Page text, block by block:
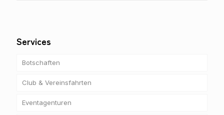
Services
Botschaften
Club & Vereinsfahrten
Eventagenturen